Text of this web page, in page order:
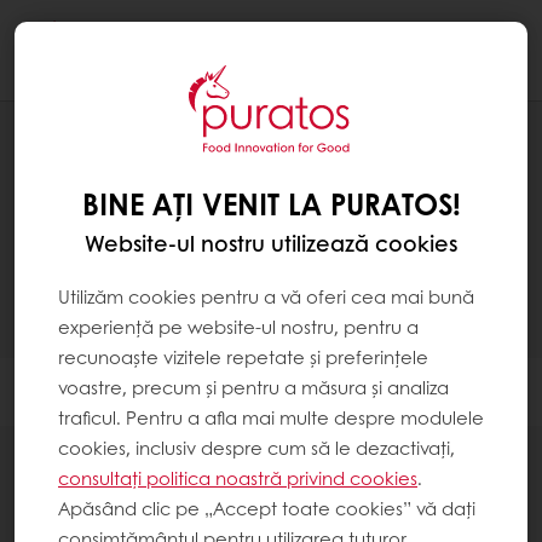
belcolade
Filtrare
BINE AȚI VENIT LA PURATOS!
Website-ul nostru utilizează cookies
Utilizăm cookies pentru a vă oferi cea mai bună
experiență pe website-ul nostru, pentru a
recunoaște vizitele repetate și preferințele
voastre, precum și pentru a măsura și analiza
traficul. Pentru a afla mai multe despre modulele
cookies, inclusiv despre cum să le dezactivați,
consultați politica noastră privind cookies.
Apăsând clic pe „Accept toate cookies” vă dați